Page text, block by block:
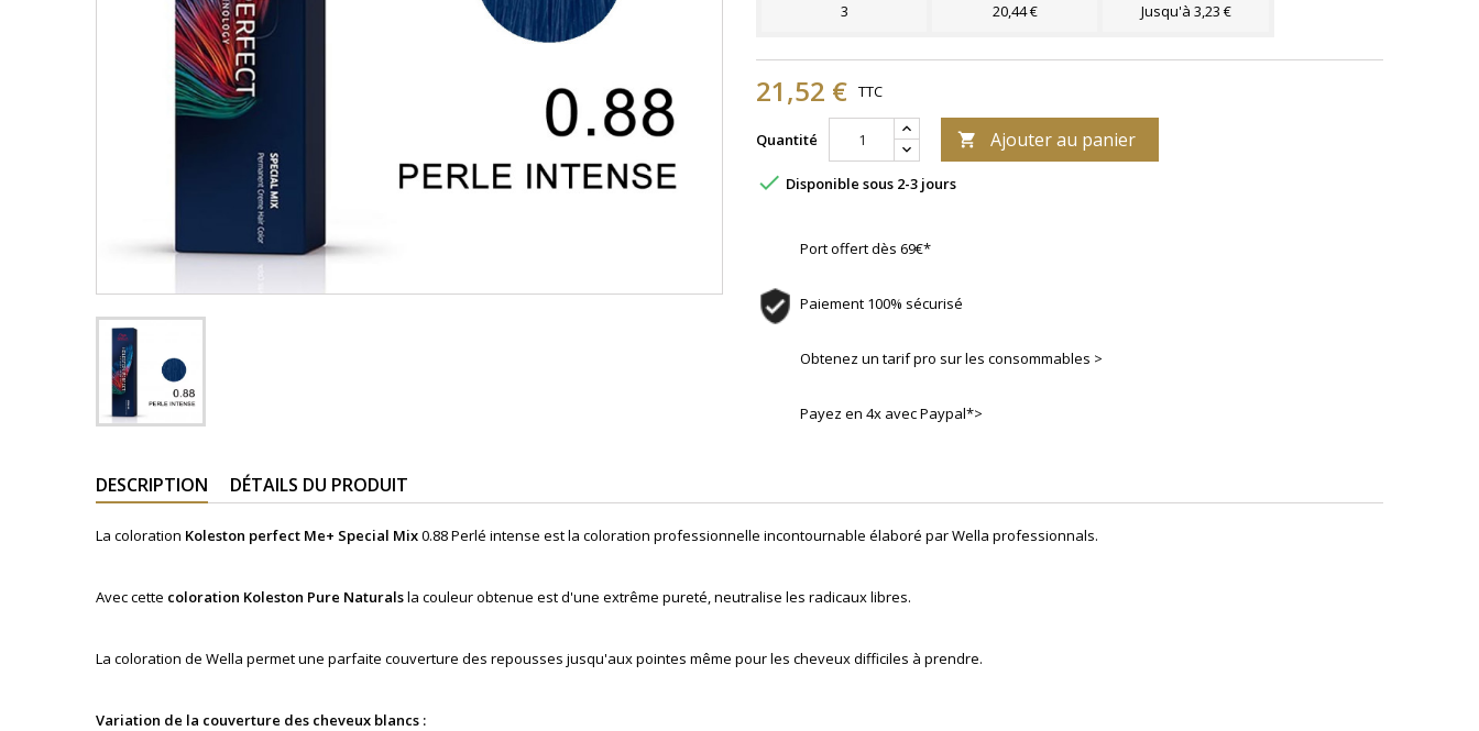
3 20,44 € Jusqu'à 3,23 €
21,52 € TTC
Quantité  Ajouter au panier
 Disponible sous 2-3 jours
Port offert dès 69€*
Paiement 100% sécurisé
Obtenez un tarif pro sur les consommables >
Payez en 4x avec Paypal*>
DESCRIPTION DÉTAILS DU PRODUIT
La coloration Koleston perfect Me+ Special Mix0.88 Perlé intense est la coloration professionnelle incontournable élaboré par Wella professionnals.
Avec cette coloration Koleston Pure Naturalsla couleur obtenue est d'une extrême pureté, neutralise les radicaux libres.
La coloration de Wella permet une parfaite couverture des repousses jusqu'aux pointes même pour les cheveux difficiles à prendre.
Variation de la couverture des cheveux blancs :